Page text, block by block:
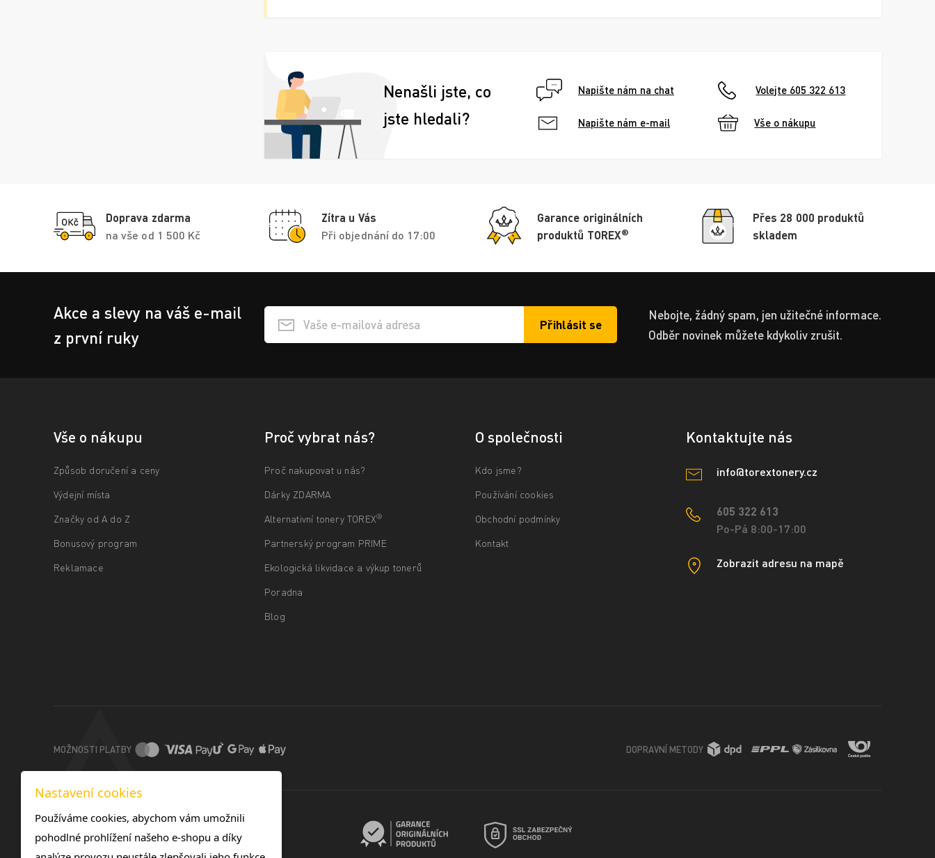
Nenašli jste, co
jste hledali?
Napište nám na chat Volejte 605 322 613
Napište nám e-mail Vše o nákupu
Doprava zdarma
na vše od 1 500 Kč
Zítra u Vás
Při objednání do 17:00
Garance originálních
produktů TOREX®
Přes 28 000 produktů
skladem
Akce a slevy na váš e-mail
z první ruky
Přihlášení e-mailu k odběru Přihlásit se
Nebojte, žádný spam, jen užitečné informace.
Odběr novinek můžete kdykoliv zrušit.
Vše o nákupu
Způsob doručení a ceny
Výdejní místa
Značky od A do Z
Bonusový program
Reklamace
Proč vybrat nás?
Proč nakupovat u nás?
Dárky ZDARMA
Alternativní tonery TOREX®
Partnerský program PRIME
Ekologická likvidace a výkup tonerů
Poradna
Blog
O společnosti
Kdo jsme?
Používání cookies
Obchodní podmínky
Kontakt
Kontaktujte nás
info@torextonery.cz
605 322 613
Po-Pá 8:00-17:00
Zobrazit adresu na mapě
MOŽNOSTI PLATBY DOPRAVNÍ METODY
Nastavení cookies
Používáme cookies, abychom vám umožnili
pohodlné prohlížení našeho e-shopu a díky